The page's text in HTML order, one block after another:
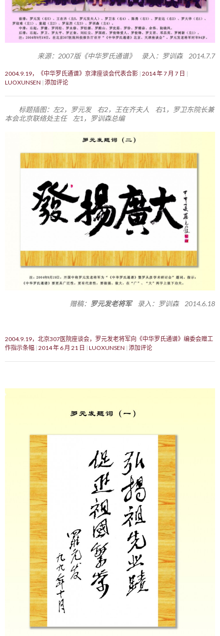
来源：2007版《中华罗氏通谱》 录入：罗训森 2014.7.7
2004.9.19，《中华罗氏通谱》京津座谈会代表合影 2014 年 7 月 7 日
LUOXUNSEN 添加评论
标题插图：左2，罗元发 右2，王在齐夫人 右1，罗卫东院长兼
本会北京联络处主任 左1，罗训森总编
赠稿： 罗元发老将军录入：罗训森 2014.6.18
2004.9.19，北京307医院座谈会，罗元发老将军向《中华罗氏通谱》编委会赠工
作指示条幅 2014 年 6 月 21 日 LUOXUNSEN 添加评论